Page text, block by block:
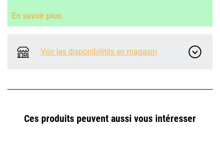
En savoir plus.
Voir les disponibilités en magasin
Ces produits peuvent aussi vous intéresser